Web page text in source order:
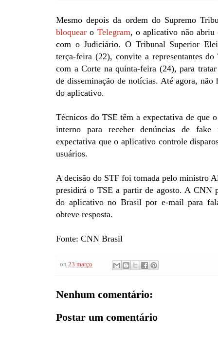
Mesmo depois da ordem do Supremo
bloquear o Telegram, o aplicativo não abriu
com o Judiciário. O Tribunal Superior
terça-feira (22), convite a representantes
com a Corte na quinta-feira (24), para
de disseminação de notícias. Até agora, não
do aplicativo.
Técnicos do TSE têm a expectativa de que
interno para receber denúncias de
expectativa que o aplicativo controle
usuários.
A decisão do STF foi tomada pelo ministro
presidirá o TSE a partir de agosto. A CNN
do aplicativo no Brasil por e-mail para
obteve resposta.
Fonte: CNN Brasil
on 23 março
Nenhum comentário:
Postar um comentário